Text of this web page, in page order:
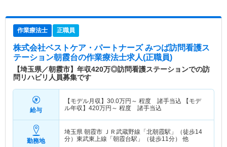
作業療法士 正職員
株式会社ベストケア・パートナーズ みつば訪問看護ス
テーション朝霞台の作業療法士求人(正職員)
【埼玉県／朝霞市】年収420万◎訪問看護ステーションでの訪
問リハビリ人員募集です
給与
【モデル月収】 30.0万円～ 程度 諸手当込 【モデ
ル年収】 420万円～ 程度 諸手当込
勤務地
埼玉県 朝霞市 ＪＲ武蔵野線「北朝霞駅」（徒歩14
分）東武東上線「朝霞台駅」（徒歩11分） 他